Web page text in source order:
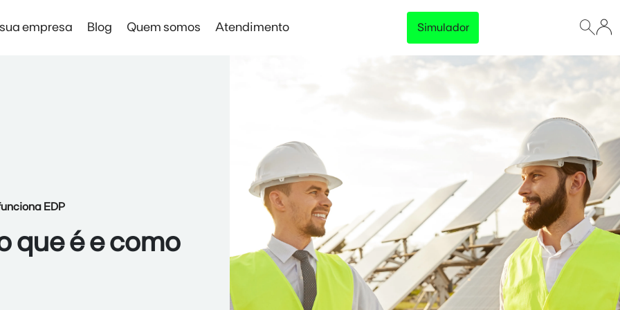
empresa
Lançamento
Preço Garantido
Trave o preço da energia da sua empresa e tenha
previsibilidade total no orçamento, sem surpresas na
fatura.
Disponível para empresas com consumo acima de 500 kWh/mês
Conhecer solução
Blog Quem somos Atendimento Simulador
EDP
que é e como